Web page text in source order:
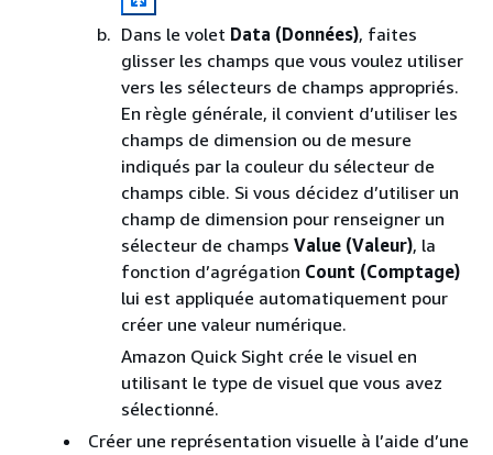
Dans le volet Data (Données), faites
glisser les champs que vous voulez utiliser
vers les sélecteurs de champs appropriés.
En règle générale, il convient d’utiliser les
champs de dimension ou de mesure
indiqués par la couleur du sélecteur de
champs cible. Si vous décidez d’utiliser un
champ de dimension pour renseigner un
sélecteur de champs Value (Valeur), la
fonction d’agrégation Count (Comptage)
lui est appliquée automatiquement pour
créer une valeur numérique.
Amazon Quick Sight crée le visuel en
utilisant le type de visuel que vous avez
sélectionné.
Créer une représentation visuelle à l’aide d’une